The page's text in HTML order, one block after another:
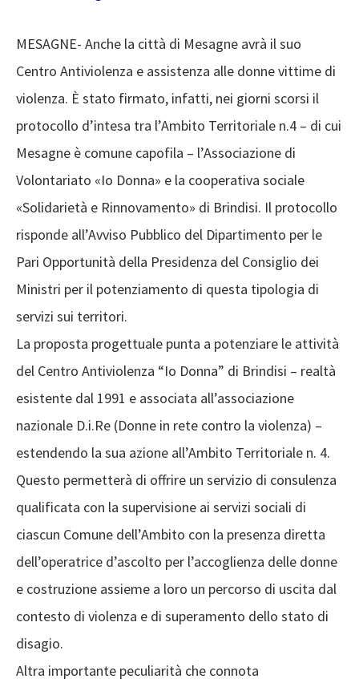
MESAGNE- Anche la città di Mesagne avrà il suo
Centro Antiviolenza e assistenza alle donne vittime di
violenza. Ѐ stato firmato, infatti, nei giorni scorsi il
protocollo d’intesa tra l’Ambito Territoriale n.4 – di cui
Mesagne è comune capofila – l’Associazione di
Volontariato «Io Donna» e la cooperativa sociale
«Solidarietà e Rinnovamento» di Brindisi. Il protocollo
risponde all’Avviso Pubblico del Dipartimento per le
Pari Opportunità della Presidenza del Consiglio dei
Ministri per il potenziamento di questa tipologia di
servizi sui territori.
La proposta progettuale punta a potenziare le attività
del Centro Antiviolenza “Io Donna” di Brindisi – realtà
esistente dal 1991 e associata all’associazione
nazionale D.i.Re (Donne in rete contro la violenza) –
estendendo la sua azione all’Ambito Territoriale n. 4.
Questo permetterà di offrire un servizio di consulenza
qualificata con la supervisione ai servizi sociali di
ciascun Comune dell’Ambito con la presenza diretta
dell’operatrice d’ascolto per l’accoglienza delle donne
e costruzione assieme a loro un percorso di uscita dal
contesto di violenza e di superamento dello stato di
disagio.
Altra importante peculiarità che connota